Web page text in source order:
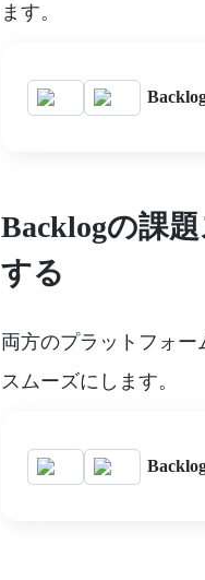
ます。
Backlogの課
する
両方のプラットフォ
スムーズにします。